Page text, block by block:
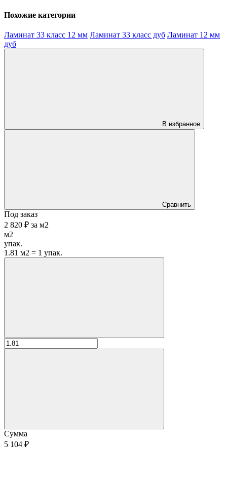
Похожие категории
Ламинат 33 класс 12 мм Ламинат 33 класс дуб Ламинат 12 мм
дуб
В избранное
Сравнить
Под заказ
2 820 ₽ за м2
м2
упак.
1.81 м2 = 1 упак.
Сумма
5 104 ₽